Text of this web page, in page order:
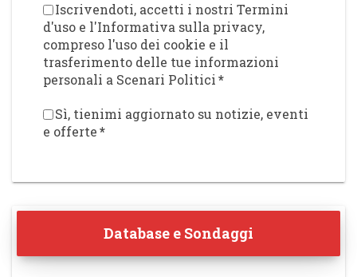
Iscrivendoti, accetti i nostri Termini
d'uso e l'Informativa sulla privacy,
compreso l'uso dei cookie e il
trasferimento delle tue informazioni
personali a Scenari Politici*
Sì, tienimi aggiornato su notizie, eventi
e offerte*
Database e Sondaggi